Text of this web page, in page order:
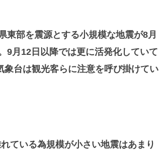
東部を震源とする小規模な地震が8月
9月12日以降では更に活発化していて
台は観光客らに注意を呼び掛けてい
ている為規模が小さい地震はあまり